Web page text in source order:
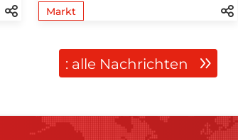
Markt
: alle Nachrichten